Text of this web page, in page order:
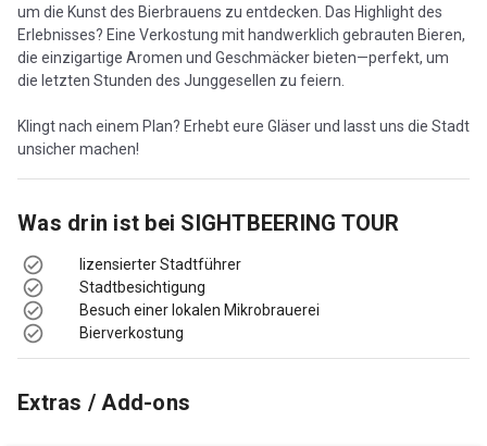
um die Kunst des Bierbrauens zu entdecken. Das Highlight des
Erlebnisses? Eine Verkostung mit handwerklich gebrauten Bieren,
die einzigartige Aromen und Geschmäcker bieten—perfekt, um
die letzten Stunden des Junggesellen zu feiern.
Klingt nach einem Plan? Erhebt eure Gläser und lasst uns die Stadt
unsicher machen!
Was drin ist bei SIGHTBEERING TOUR
lizensierter Stadtführer
Stadtbesichtigung
Besuch einer lokalen Mikrobrauerei
Bierverkostung
Extras / Add-ons